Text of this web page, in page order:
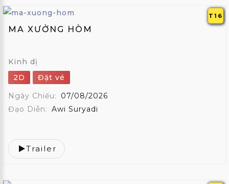
T16
MA XƯỞNG HÒM
Kinh dị
2D
Đặt vé
Ngày Chiếu:
07/08/2026
Đạo Diễn: Awi Suryadi
Trailer